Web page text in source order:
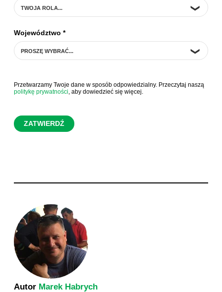
Województwo *
Przetwarzamy Twoje dane w sposób odpowiedzialny. Przeczytaj naszą
politykę prywatności, aby dowiedzieć się więcej.
Autor Marek Habrych